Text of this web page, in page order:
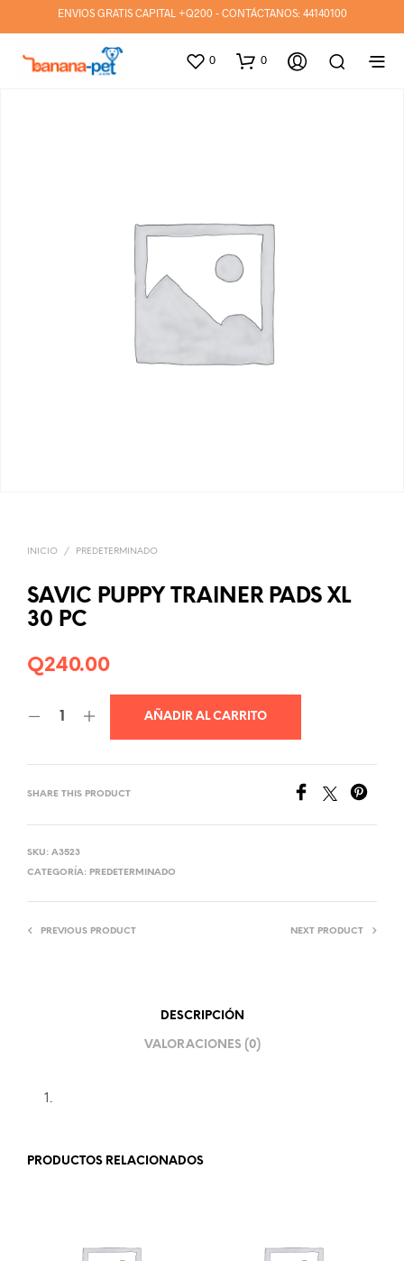
ENVIOS GRATIS CAPITAL +Q200 - CONTÁCTANOS: 44140100
0 0
INICIO / PREDETERMINADO
SAVIC PUPPY TRAINER PADS XL
30 PC
Q240.00
AÑADIR AL CARRITO
SHARE THIS PRODUCT
SKU: A3523
CATEGORÍA: PREDETERMINADO
PREVIOUS PRODUCT NEXT PRODUCT
DESCRIPCIÓN
VALORACIONES (0)
PRODUCTOS RELACIONADOS